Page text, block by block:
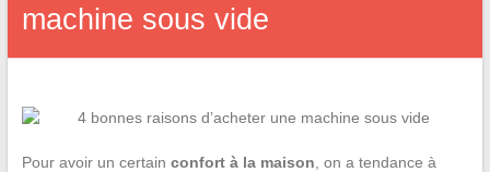
machine sous vide
Pour avoir un certain confort à la maison , on a tendance à